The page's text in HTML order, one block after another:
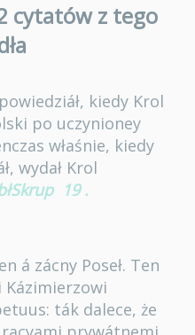
cytatów z tego
kiedy Krol
po uczynioney
właśnie, kiedy
wydał Krol
19 .
á zácny Poseł. Ten
Kázimierzowi
ták dalece, że